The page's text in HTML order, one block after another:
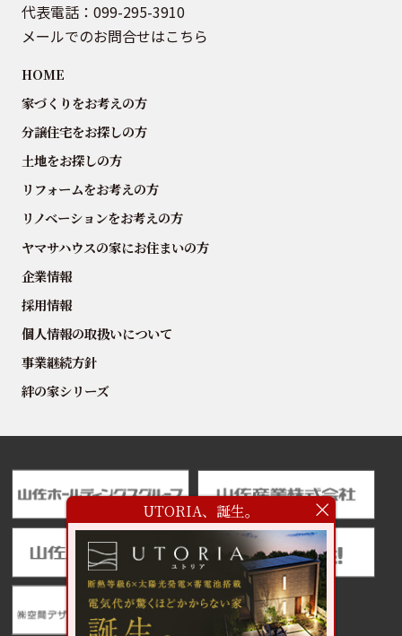
代表電話： 099-295-3910
メールでのお問合せはこちら
HOME
家づくりをお考えの方
分譲住宅をお探しの方
土地をお探しの方
リフォームをお考えの方
リノベーションをお考えの方
ヤマサハウスの家にお住まいの方
企業情報
採用情報
個人情報の取扱いについて
事業継続方針
絆の家シリーズ
UTORIA、誕生。